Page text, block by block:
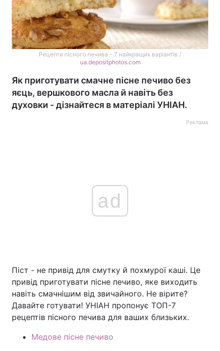
Рецепти пісного печива - 7 найкращих варіантів /
ua.depositphotos.com
Як приготувати смачне пісне печиво без
яєць, вершкового масла й навіть без
духовки - дізнайтеся в матеріалі УНІАН.
Реклама
ad
Піст - не привід для смутку й похмурої каші. Це
привід приготувати пісне печиво, яке виходить
навіть смачнішим від звичайного. Не вірите?
Давайте готувати! УНІАН пропонує ТОП-7
рецептів пісного печива для ваших близьких.
Медове пісне печиво